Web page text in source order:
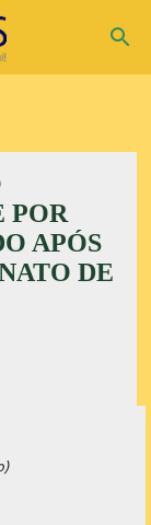
POR
APÓS
DE